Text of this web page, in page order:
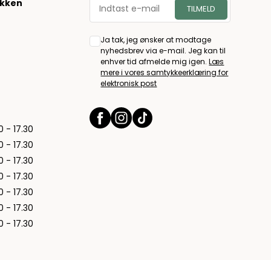
- 17.30
- 17.30
- 17.30
- 17.30
- 17.30
- 17.30
- 17.30
Ja tak, jeg ønsker at modtage
nyhedsbrev via e-mail. Jeg kan til
enhver tid afmelde mig igen.Læs
mere i vores samtykkeerklæring for
elektronisk post